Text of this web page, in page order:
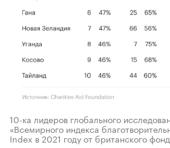
10-ка лидеров глобального
«Всемирного индекса
Index в 2021 году от британского